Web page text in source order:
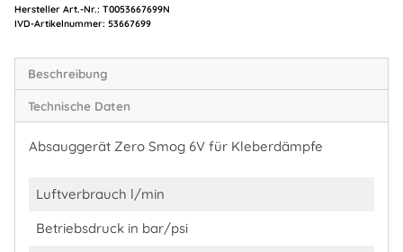
Hersteller Art.-Nr.: T0053667699N
Artikelnummer: 53667699
Beschreibung
Technische Daten
Absauggerät Zero Smog 6V für Kleberdämpfe
Luftverbrauch l/min
Betriebsdruck in bar/psi